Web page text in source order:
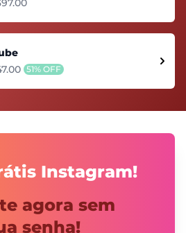
51% OFF
Instagram!
agora sem
senha!